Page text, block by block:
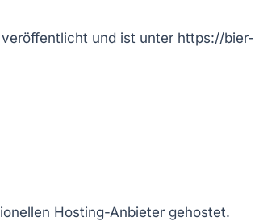
veröffentlicht und ist unter https://
Hosting-Anbieter gehostet.